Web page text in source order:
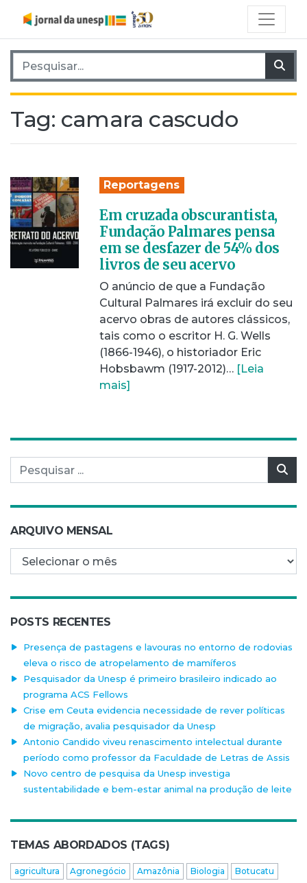
Pesquisar por:
Tag: camara cascudo
Reportagens
Em cruzada obscurantista,
Fundação Palmares pensa
em se desfazer de 54% dos
livros de seu acervo
O anúncio de que a Fundação
Cultural Palmares irá excluir do seu
acervo obras de autores clássicos,
tais como o escritor H. G. Wells
(1866-1946), o historiador Eric
Hobsbawm (1917-2012)… [Leia
mais]
Pesquisar por:
ARQUIVO MENSAL
Arquivo mensal
POSTS RECENTES
Presença de pastagens e lavouras no entorno de rodovias
eleva o risco de atropelamento de mamíferos
Pesquisador da Unesp é primeiro brasileiro indicado ao
programa ACS Fellows
Crise em Ceuta evidencia necessidade de rever políticas
de migração, avalia pesquisador da Unesp
Antonio Candido viveu renascimento intelectual durante
período como professor da Faculdade de Letras de Assis
Novo centro de pesquisa da Unesp investiga
sustentabilidade e bem-estar animal na produção de leite
TEMAS ABORDADOS (TAGS)
agricultura Agronegócio Amazônia Biologia
Botucatu